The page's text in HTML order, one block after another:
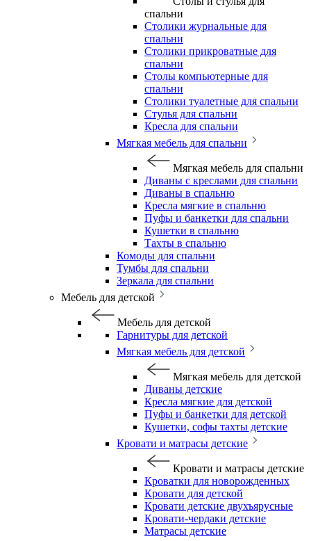
спальни
Столики журнальные для
спальни
Столики прикроватные для
спальни
Столы компьютерные для
спальни
Столики туалетные для спальни
Стулья для спальни
Кресла для спальни
Мягкая мебель для спальни
Мягкая мебель для спальни
Диваны с креслами для спальни
Диваны в спальню
Кресла мягкие в спальню
Пуфы и банкетки для спальни
Кушетки в спальню
Тахты в спальню
Комоды для спальни
Тумбы для спальни
Зеркала для спальни
Мебель для детской
Мебель для детской
Гарнитуры для детской
Мягкая мебель для детской
Мягкая мебель для детской
Диваны детские
Кресла мягкие для детской
Пуфы и банкетки для детской
Кушетки, софы тахты детские
Кровати и матрасы детские
Кровати и матрасы детские
Кроватки для новорожденных
Кровати для детской
Кровати детские двухъярусные
Кровати-чердаки детские
Матрасы детские